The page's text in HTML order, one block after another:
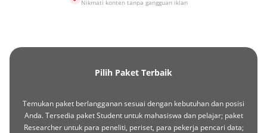
Nikmati konten tanpa gangguan iklan
Pilih Paket Terbaik
Temukan paket berlangganan sesuai dengan kebutuhan dan posisi
Anda. Tersedia paket Student untuk mahasiswa dan pelajar; paket
Researcher untuk para peneliti, periset, para pekerja pencari data;